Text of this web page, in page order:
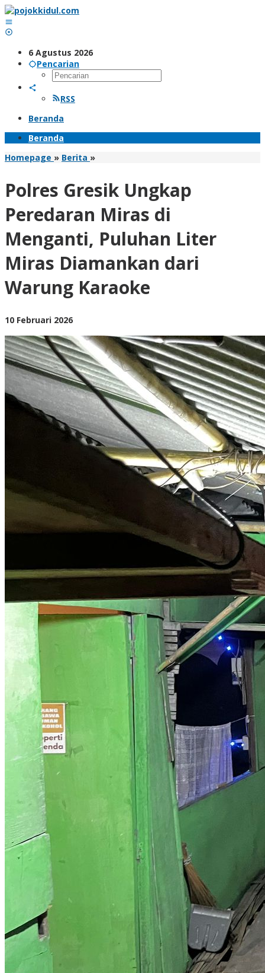
Lewati
ke
konten
6 Agustus 2026
Pencarian
RSS
Beranda
Beranda
Homepage » Berita »Polres
Peredaran
Menganti,
Puluhan
Liter
Miras
Diamankan
Warung
Polres Gresik Ungkap
Peredaran Miras di
Menganti, Puluhan Liter
Miras Diamankan dari
Warung Karaoke
10 Februari 2026oleh